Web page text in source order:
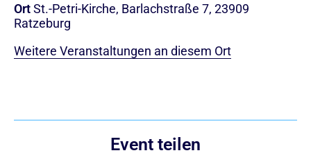
OrtSt.-Petri-Kirche, Barlachstraße 7, 23909
Ratzeburg
Weitere Veranstaltungen an diesem Ort
Event teilen